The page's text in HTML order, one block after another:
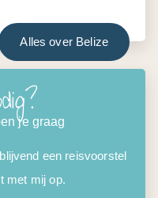
Alles over Belize
je graag
een reisvoorstel
met mij op.